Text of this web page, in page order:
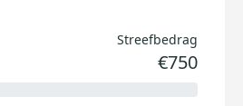
Streefbedrag
€750